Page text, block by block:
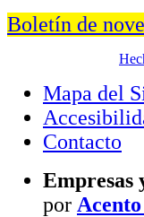
Boletín de
Mapa del
Contacto
Empresas
por